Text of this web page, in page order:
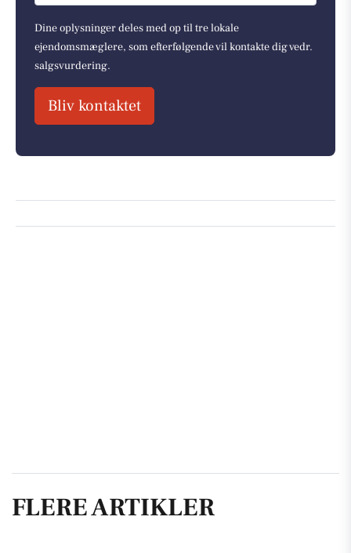
Dine oplysninger deles med op til tre lokale
ejendomsmæglere, som efterfølgende vil kontakte dig vedr.
salgsvurdering.
Bliv kontaktet
FLERE ARTIKLER